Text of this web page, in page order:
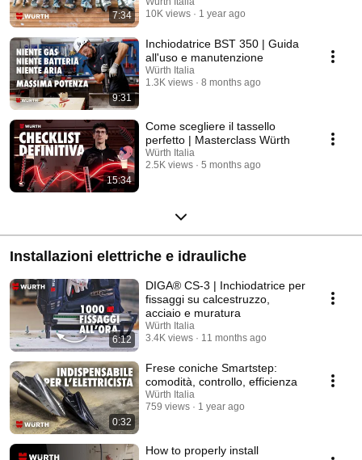
7:34
10K views
1 year ago
9:31
Inchiodatrice BST 350 | Guida
all'uso e manutenzione
Würth Italia
1.3K views
8 months ago
15:34
Come scegliere il tassello
perfetto | Masterclass Würth
Würth Italia
2.5K views
5 months ago
Installazioni elettriche e idrauliche
6:12
DIGA® CS-3 | Inchiodatrice per
fissaggi su calcestruzzo,
acciaio e muratura
Würth Italia
3.4K views
11 months ago
0:32
Frese coniche Smartstep:
comodità, controllo, efficienza
Würth Italia
759 views
1 year ago
How to properly install